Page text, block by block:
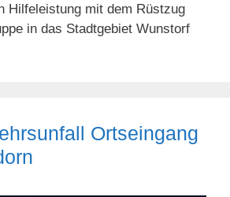
Hilfeleistung mit dem Rüstzug
in das Stadtgebiet Wunstorf
Ortseingang